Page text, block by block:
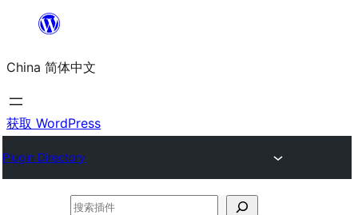
内
容
China 简体中文
获取 WordPress
Plugin Directory
搜